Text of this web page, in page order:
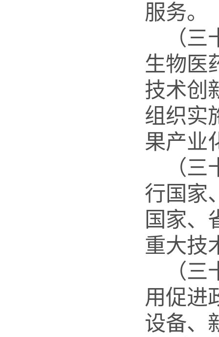
服务。
（
生物医
技术创
组织实
果产业
（
行国家
国家、
重大技
（
用促进
设备、